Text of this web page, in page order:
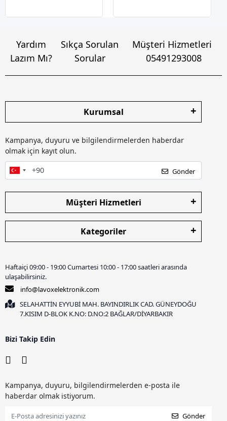
Yardım
Lazım Mı?
Sıkça Sorulan
Sorular
Müşteri Hizmetleri
05491293008
Kurumsal
Kampanya, duyuru ve bilgilendirmelerden haberdar
olmak için kayıt olun.
Gönder
Müşteri Hizmetleri
Kategoriler
Haftaiçi 09:00 - 19:00 Cumartesi 10:00 - 17:00 saatleri arasında
ulaşabilirsiniz.
info@lavoxelektronik.com
SELAHATTİN EYYUBİ MAH. BAYINDIRLIK CAD. GÜNEYDOĞU
7.KISIM D-BLOK K.NO: D.NO:2 BAĞLAR/DİYARBAKIR
Bizi Takip Edin
Kampanya, duyuru, bilgilendirmelerden e-posta ile
haberdar olmak istiyorum.
Gönder